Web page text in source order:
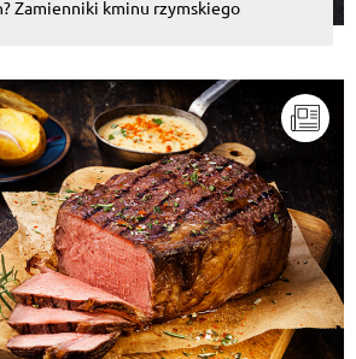
Zamienniki kminu rzymskiego